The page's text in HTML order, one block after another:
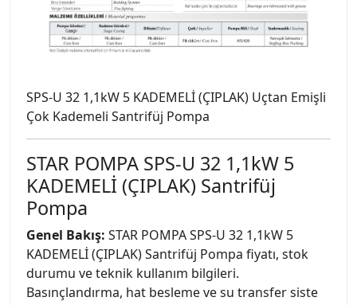
SPS-U 32 1,1kW 5 KADEMELİ (ÇIPLAK) Uçtan Emişli
Çok Kademeli Santrifüj Pompa
STAR POMPA SPS-U 32 1,1kW 5
KADEMELİ (ÇIPLAK) Santrifüj
Pompa
Genel Bakış: STAR POMPA SPS-U 32 1,1kW 5
KADEMELİ (ÇIPLAK) Santrifüj Pompa fiyatı, stok
durumu ve teknik kullanım bilgileri.
Basınçlandırma, hat besleme ve su transfer siste